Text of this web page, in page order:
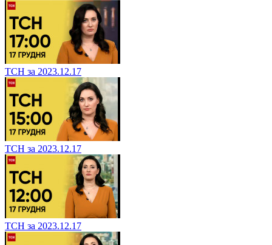
ТСН за 2023.12.17
ТСН за 2023.12.17
ТСН за 2023.12.17